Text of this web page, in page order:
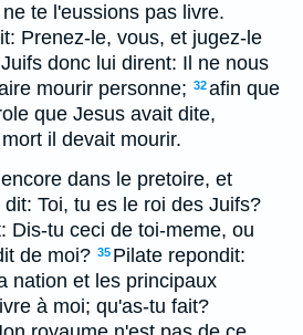
te l'eussions pas livre.
Prenez-le, vous, et jugez-le
donc lui dirent: Il ne nous
mourir personne; 32afin que
que Jesus avait dite,
il devait mourir.
dans le pretoire, et
Toi, tu es le roi des Juifs?
Dis-tu ceci de toi-meme, ou
de moi? 35 Pilate repondit:
nation et les principaux
à moi; qu'as-tu fait?